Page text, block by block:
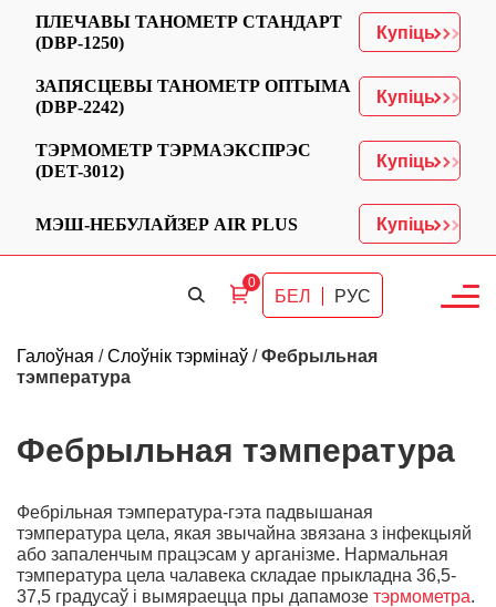
ПЛЕЧАВЫ ТАНОМЕТР СТАНДАРТ
(DBP-1250)
Купіць
ЗАПЯСЦЕВЫ ТАНОМЕТР ОПТЫМА
(DBP-2242)
Купіць
ТЭРМОМЕТР ТЭРМАЭКСПРЭС
(DET-3012)
Купіць
МЭШ-НЕБУЛАЙЗЕР AIR PLUS Купіць
0
БЕЛ РУС
Галоўная /Слоўнік тэрмінаў /Фебрыльная
тэмпература
Фебрыльная тэмпература
Фебрільная тэмпература-гэта падвышаная
тэмпература цела, якая звычайна звязана з інфекцыяй
або запаленчым працэсам у арганізме. Нармальная
тэмпература цела чалавека складае прыкладна 36,5-
37,5 градусаў і вымяраецца пры дапамозе тэрмометра.